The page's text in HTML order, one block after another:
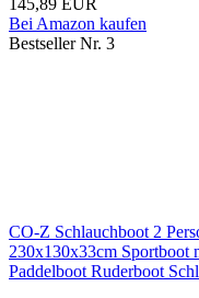
145,89 EUR
Bei Amazon kaufen
Bestseller Nr. 3
CO-Z Schlauchboot 2
230x130x33cm Sportboot
Paddelboot Ruderboot